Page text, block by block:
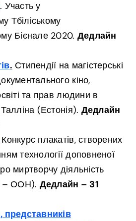
. Участь у
Тбіліському
Бієнале 2020. Дедлайн
. Стипендії на магістерські
кіно,
та прав людини в
Талліна (Естонія). Дедлайн
Конкурс плакатів, створених
технології доповненої
миртворчу діяльність
– ООН). Дедлайн – 31
представників